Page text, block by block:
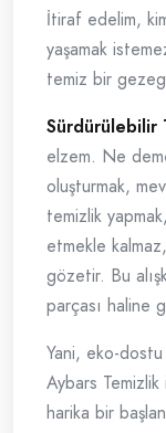
İtiraf edelim,
yaşamak
temiz bir
Sürdürülebilir
elzem. Ne
oluşturmak,
temizlik
etmekle
gözetir. Bu
parçası haline
Yani, eko-
Aybars Temizlik
harika bir